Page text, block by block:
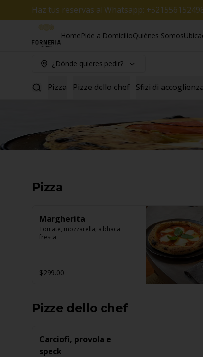
Haz tus reservas al Whatsapp:
HomePide a DomicilioQuiénes Somos
¿Dónde quieres pedir?
Pizza Pizze dello chef Sfizi di accoglienza
Pizza
Margherita
Tomate, mozzarella, albhaca
fresca
$299.00
Pizze dello chef
Carciofi, provola e
speck